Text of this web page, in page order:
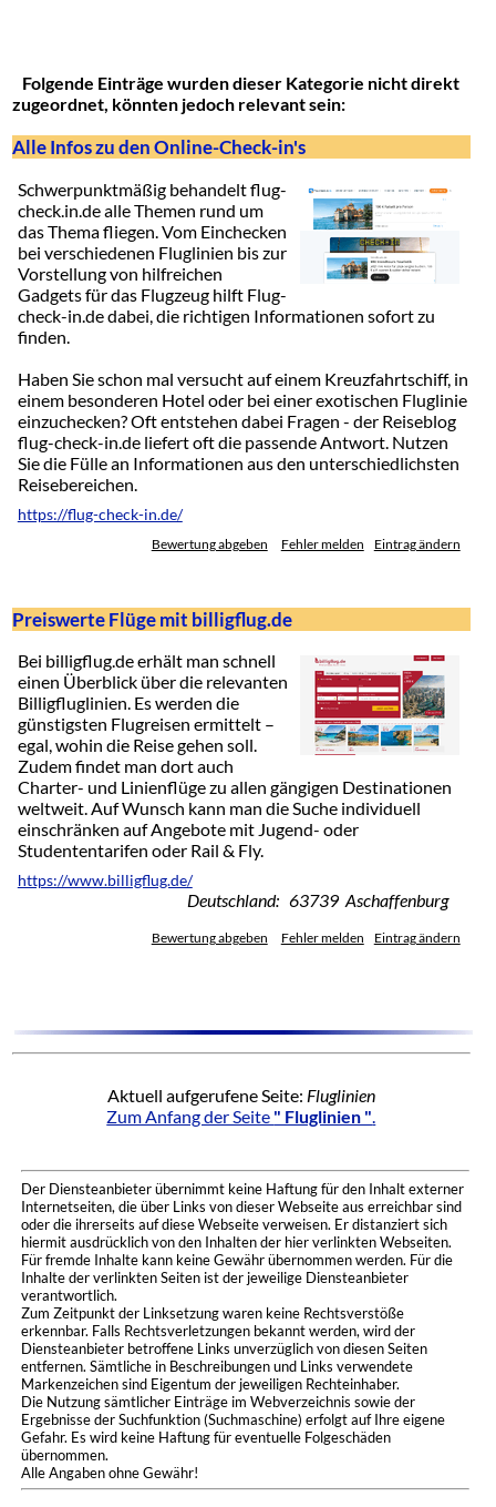
Folgende Einträge wurden dieser Kategorie nicht direkt
zugeordnet, könnten jedoch relevant sein:
Alle Infos zu den Online-Check-in's
Schwerpunktmäßig behandelt flug-
check.in.de alle Themen rund um
das Thema fliegen. Vom Einchecken
bei verschiedenen Fluglinien bis zur
Vorstellung von hilfreichen
Gadgets für das Flugzeug hilft Flug-
check-in.de dabei, die richtigen Informationen sofort zu
finden.
Haben Sie schon mal versucht auf einem Kreuzfahrtschiff, in
einem besonderen Hotel oder bei einer exotischen Fluglinie
einzuchecken? Oft entstehen dabei Fragen - der Reiseblog
flug-check-in.de liefert oft die passende Antwort. Nutzen
Sie die Fülle an Informationen aus den unterschiedlichsten
Reisebereichen.
https://flug-check-in.de/
Bewertung abgeben Fehler melden Eintrag ändern
Preiswerte Flüge mit billigflug.de
Bei billigflug.de erhält man schnell
einen Überblick über die relevanten
Billigfluglinien. Es werden die
günstigsten Flugreisen ermittelt –
egal, wohin die Reise gehen soll.
Zudem findet man dort auch
Charter- und Linienflüge zu allen gängigen Destinationen
weltweit. Auf Wunsch kann man die Suche individuell
einschränken auf Angebote mit Jugend- oder
Studententarifen oder Rail & Fly.
https://www.billigflug.de/
Deutschland: 63739 Aschaffenburg
Bewertung abgeben Fehler melden Eintrag ändern
Aktuell aufgerufene Seite: Fluglinien
Zum Anfang der Seite " Fluglinien ".
Der Diensteanbieter übernimmt keine Haftung für den Inhalt externer
Internetseiten, die über Links von dieser Webseite aus erreichbar sind
oder die ihrerseits auf diese Webseite verweisen. Er distanziert sich
hiermit ausdrücklich von den Inhalten der hier verlinkten Webseiten.
Für fremde Inhalte kann keine Gewähr übernommen werden. Für die
Inhalte der verlinkten Seiten ist der jeweilige Diensteanbieter
verantwortlich.
Zum Zeitpunkt der Linksetzung waren keine Rechtsverstöße
erkennbar. Falls Rechtsverletzungen bekannt werden, wird der
Diensteanbieter betroffene Links unverzüglich von diesen Seiten
entfernen. Sämtliche in Beschreibungen und Links verwendete
Markenzeichen sind Eigentum der jeweiligen Rechteinhaber.
Die Nutzung sämtlicher Einträge im Webverzeichnis sowie der
Ergebnisse der Suchfunktion (Suchmaschine) erfolgt auf Ihre eigene
Gefahr. Es wird keine Haftung für eventuelle Folgeschäden
übernommen.
Alle Angaben ohne Gewähr!